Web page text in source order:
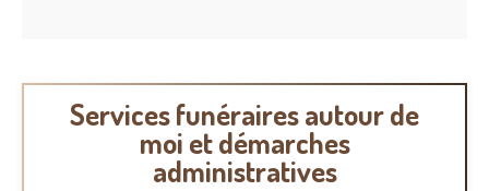
Services funéraires autour de
moi et démarches
administratives